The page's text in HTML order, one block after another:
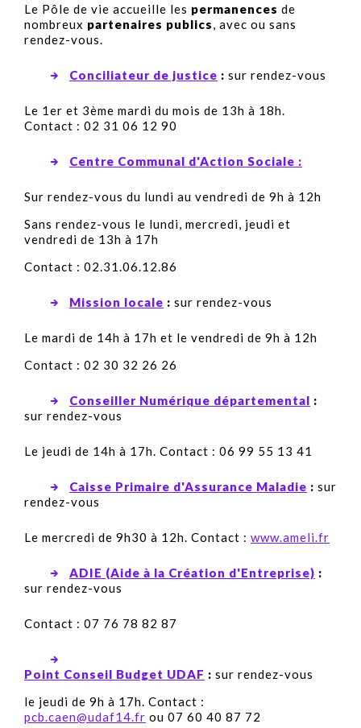
Le Pôle de vie accueille les permanences de
nombreux partenaires publics, avec ou sans
rendez-vous.
Conciliateur de justice : sur rendez-vous
Le 1er et 3ème mardi du mois de 13h à 18h.
Contact : 02 31 06 12 90
Centre Communal d'Action Sociale :
Sur rendez-vous du lundi au vendredi de 9h à 12h
Sans rendez-vous le lundi, mercredi, jeudi et
vendredi de 13h à 17h
Contact : 02.31.06.12.86
Mission locale : sur rendez-vous
Le mardi de 14h à 17h et le vendredi de 9h à 12h
Contact : 02 30 32 26 26
Conseiller Numérique départemental :
sur rendez-vous
Le jeudi de 14h à 17h. Contact : 06 99 55 13 41
Caisse Primaire d'Assurance Maladie : sur
rendez-vous
Le mercredi de 9h30 à 12h. Contact : www.ameli.fr
ADIE (Aide à la Création d'Entreprise) :
sur rendez-vous
Contact : 07 76 78 82 87
Point Conseil Budget UDAF : sur rendez-vous
le jeudi de 9h à 17h. Contact :
pcb.caen@udaf14.fr ou 07 60 40 87 72